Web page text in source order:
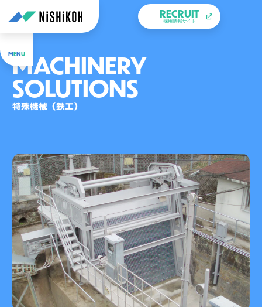
RECRUIT
採用情報サイト
MENU
MACHINERY
SOLUTIONS
特殊機械（鉄工）